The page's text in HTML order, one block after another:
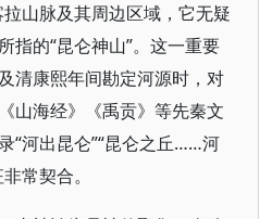
山脉及其周边区域，它无疑
指的“昆仑神山”。这一重要
清康熙年间勘定河源时，对
山海经》《禹贡》等先秦文
“河出昆仑”“昆仑之丘……河
常契合。